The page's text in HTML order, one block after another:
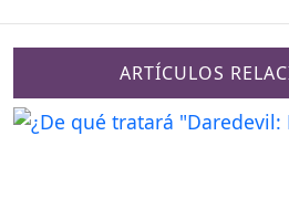
ARTÍCULOS